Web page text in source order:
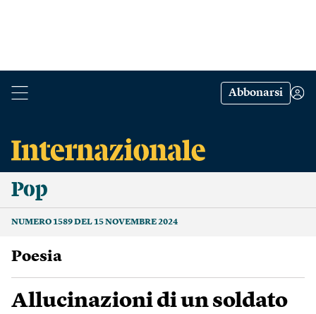
Abbonarsi
Pop
NUMERO 1589 DEL 15 NOVEMBRE 2024
poesia
Allucinazioni di un soldato